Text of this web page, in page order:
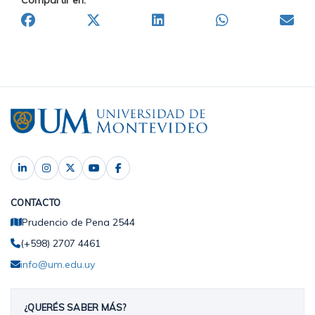
CONTACTO
Prudencio de Pena 2544
(+598) 2707 4461
info@um.edu.uy
¿QUERÉS SABER MÁS?